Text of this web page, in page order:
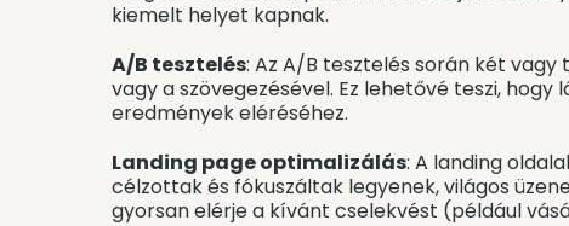
kiemelt helyet kapnak.
A/B tesztelés: Az A/B tesztelés során két
vagy a szövegezésével. Ez lehetővé teszi,
eredmények eléréséhez.
Landing page optimalizálás: A landing
célzottak és fókuszáltak legyenek, világos
gyorsan elérje a kívánt cselekvést (például